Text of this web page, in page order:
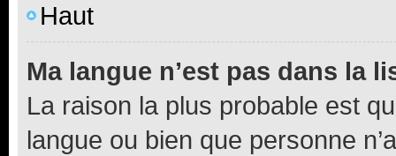
Haut
Ma langue n’est pas dans la
La raison la plus probable est
langue ou bien que personne